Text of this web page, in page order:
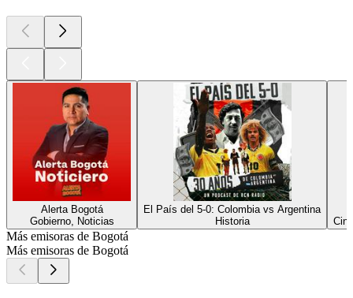
Alerta Bogotá
Gobierno, Noticias
El País del 5-0: Colombia vs Argentina
Historia
Más emisoras de Bogotá
Más emisoras de Bogotá